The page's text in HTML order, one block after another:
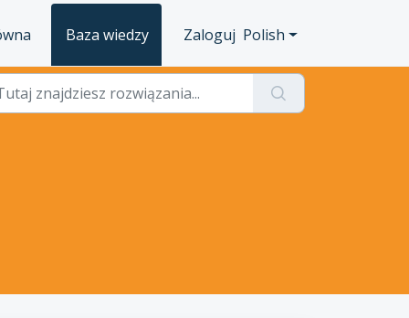
Baza wiedzy Zaloguj Polish